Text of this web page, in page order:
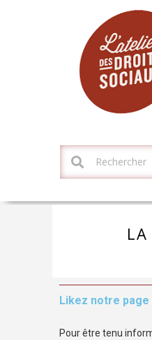
Likez notre page
Pour être tenu